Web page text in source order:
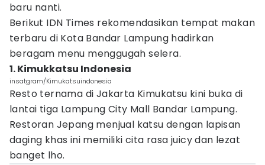
baru nanti.
Berikut IDN Times rekomendasikan tempat makan
terbaru di Kota Bandar Lampung hadirkan
beragam menu menggugah selera.
1. Kimukkatsu Indonesia
insatgram/Kimukatsuindonesia
Resto ternama di Jakarta Kimukatsu kini buka di
lantai tiga Lampung City Mall Bandar Lampung.
Restoran Jepang menjual katsu dengan lapisan
daging khas ini memiliki cita rasa juicy dan lezat
banget lho.